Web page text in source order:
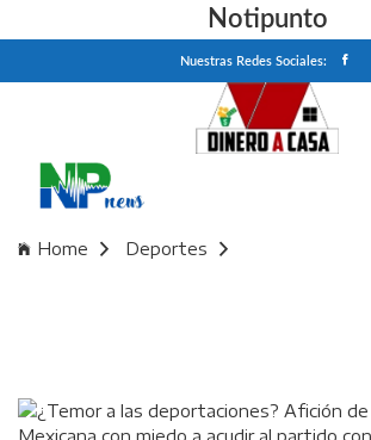
Notipunto
Nuestras Redes Sociales:
Home
Deportes